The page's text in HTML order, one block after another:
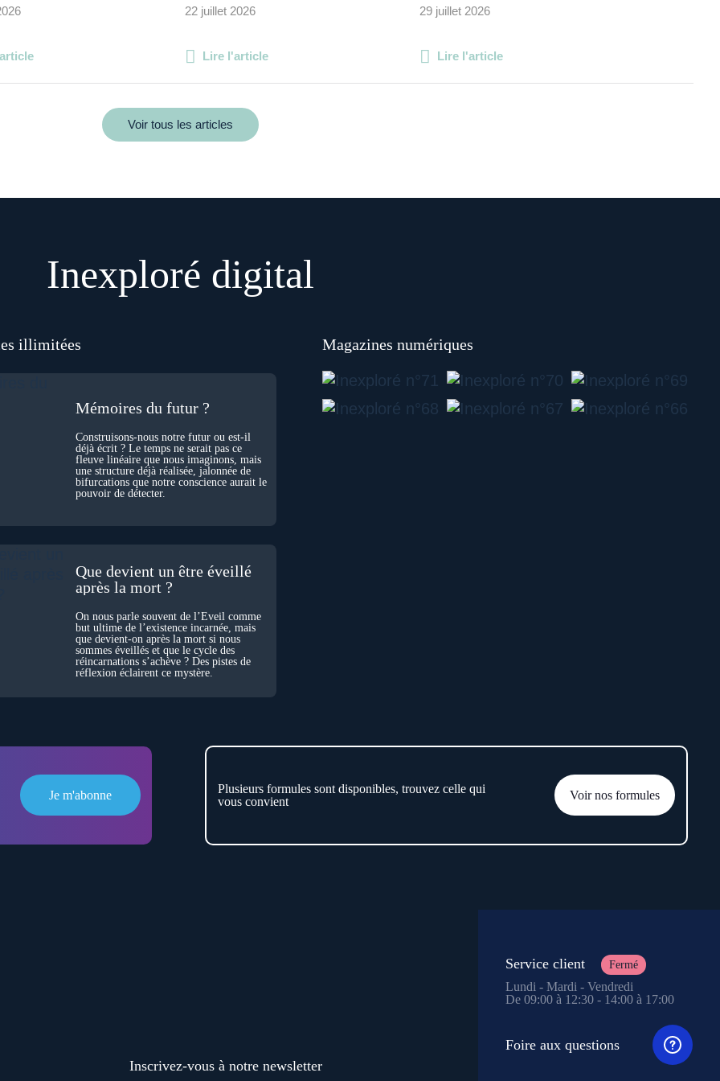
22 juillet 2026
Lire l'article
29 juillet 2026
Lire l'article
Voir tous les articles
Inexploré digital
illimitées
Mémoires du futur ?
Construisons-nous notre futur ou est-il
déjà écrit ? Le temps ne serait pas ce
fleuve linéaire que nous imaginons, mais
une structure déjà réalisée, jalonnée de
bifurcations que notre conscience aurait le
pouvoir de détecter.
Que devient un être éveillé
après la mort ?
On nous parle souvent de l’Éveil comme
but ultime de l’existence incarnée, mais
que devient-on après la mort si nous
sommes éveillés et que le cycle des
réincarnations s’achève ? Des pistes de
réflexion éclairent ce mystère.
Magazines numériques
Je m'abonne
Plusieurs formules sont disponibles, trouvez celle qui
vous convient
Voir nos formules
Inscrivez-vous à notre newsletter
Service client Fermé
Lundi - Mardi - Vendredi
De 09:00 à 12:30 - 14:00 à 17:00
Foire aux questions